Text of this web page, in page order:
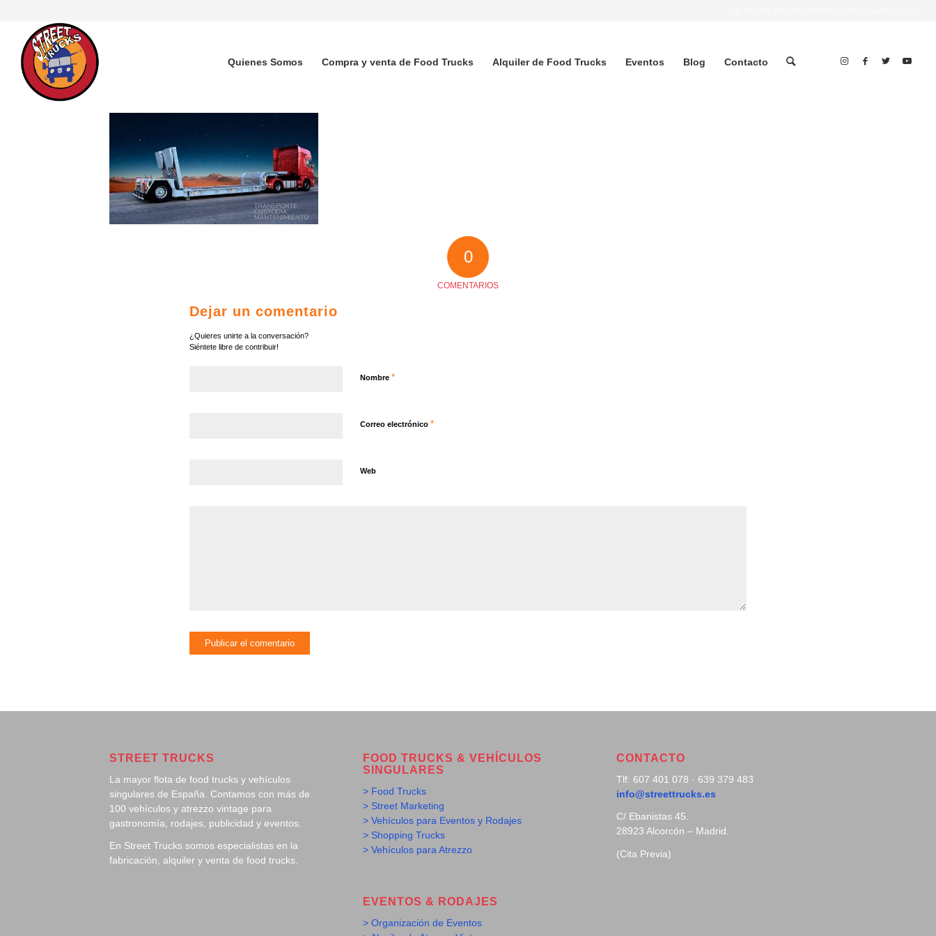
Quienes Somos Compra y venta de Food Trucks Alquiler de Food Trucks Eventos Blog Contacto
0
COMENTARIOS
Dejar un comentario
¿Quieres unirte a la conversación?
Siéntete libre de contribuir!
Nombre *
Correo electrónico *
Web
STREET TRUCKS
La mayor flota de food trucks y vehículos
singulares de España. Contamos con más de
100 vehículos y atrezzo vintage para
gastronomía, rodajes, publicidad y eventos.
En Street Trucks somos especialistas en la
fabricación, alquiler y venta de food trucks.
FOOD TRUCKS & VEHÍCULOS
SINGULARES
> Food Trucks
> Street Marketing
> Vehículos para Eventos y Rodajes
> Shopping Trucks
> Vehículos para Atrezzo
EVENTOS & RODAJES
> Organización de Eventos
CONTACTO
Tlf: 607 401 078 · 639 379 483
info@streettrucks.es
C/ Ebanistas 45.
28923 Alcorcón – Madrid.
(Cita Previa)